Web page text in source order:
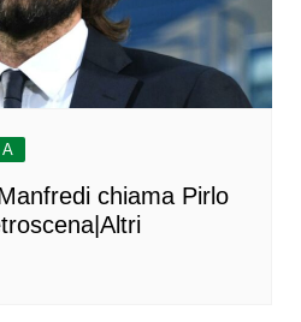
A
chiama Pirlo